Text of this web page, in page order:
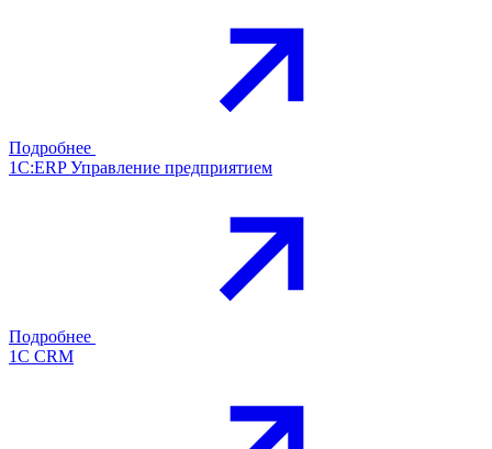
Подробнее
1С:ERP Управление предприятием
Подробнее
1С CRM